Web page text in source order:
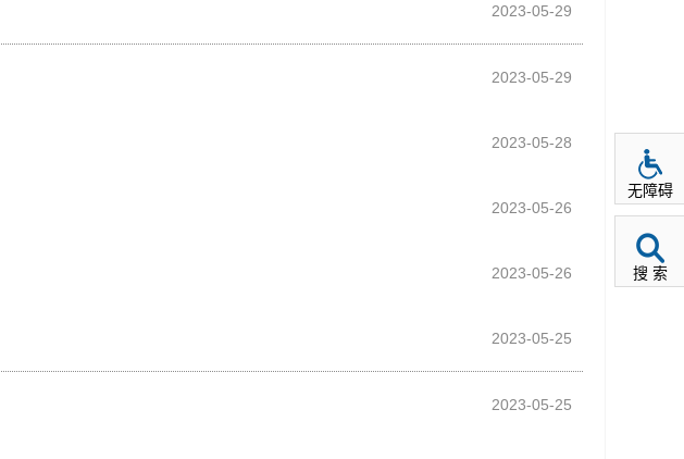
2023-05-29
2023-05-29
2023-05-28
2023-05-26
2023-05-26
2023-05-25
2023-05-25
无障碍
搜 索